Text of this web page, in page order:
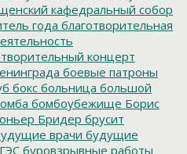
кафедральный собор
года благотворительная
концерт
боевые патроны
бокс больница большой
бомбоубежище Борис
Бридер брусит
врачи будущие
буровзрывные работы